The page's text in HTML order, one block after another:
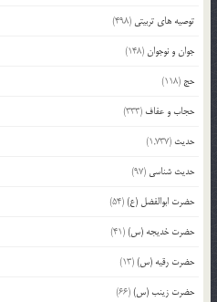
توصیه های تربیتی (498)
جوان و نوجوان(148)
حج (118)
حجاب و عفاف (333)
حدیث (1,737)
حدیث شناسی (97)
حضرت ابوالفضل (ع)(54)
حضرت خدیجه (س)(41)
حضرت رقیه (س)(13)
حضرت زینب (س)(66)